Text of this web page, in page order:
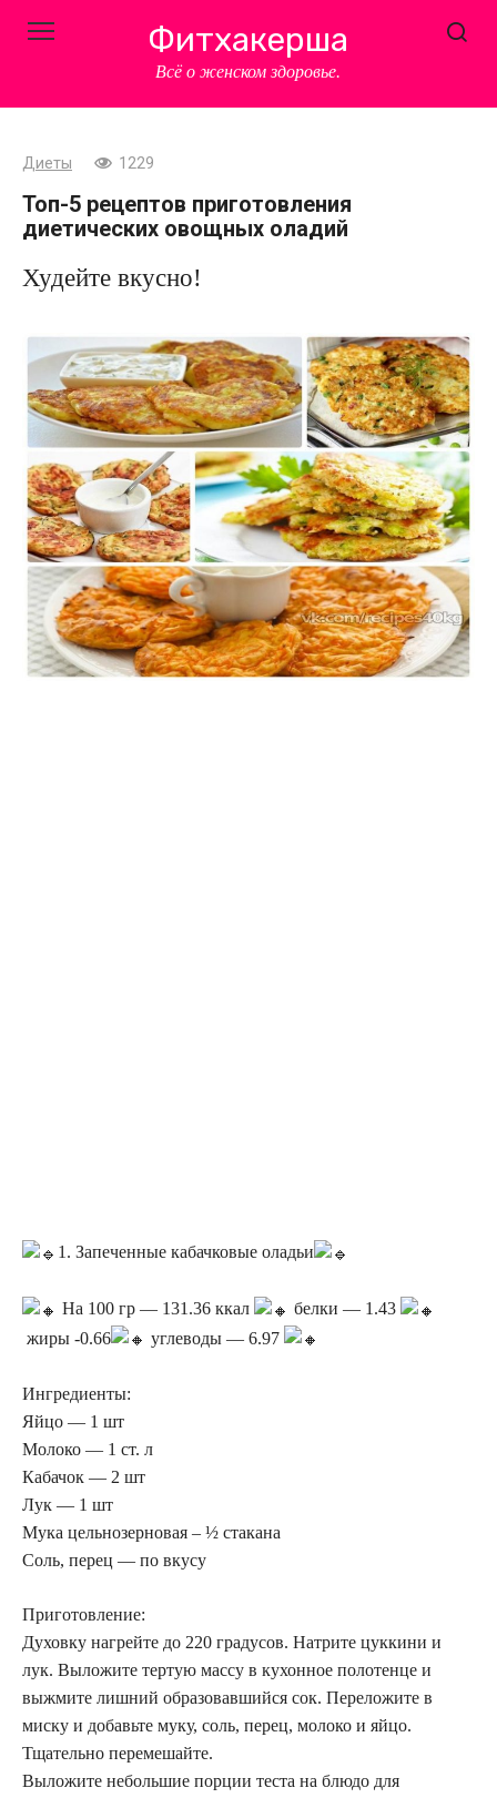
Фитхакерша
Всё о женском здоровье.
Диеты 1229
Топ-5 рецептов приготовления
диетических овощных оладий
Худейте вкусно!
1. Запеченные кабачковые оладьи
На 100 гр — 131.36 ккал
белки — 1.43
жиры -0.66
углеводы — 6.97
Ингредиенты:
Яйцо — 1 шт
Молоко — 1 ст. л
Кабачок — 2 шт
Лук — 1 шт
Мука цельнозерновая – ½ стакана
Соль, перец — по вкусу
Приготовление:
Духовку нагрейте до 220 градусов. Натрите цуккини и
лук. Выложите тертую массу в кухонное полотенце и
выжмите лишний образовавшийся сок. Переложите в
миску и добавьте муку, соль, перец, молоко и яйцо.
Тщательно перемешайте.
Выложите небольшие порции теста на блюдо для